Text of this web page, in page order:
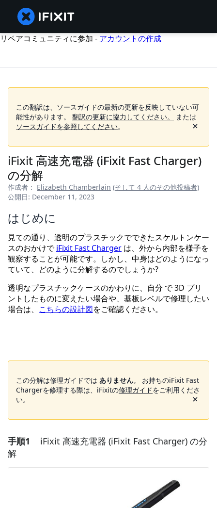
リペアコミュニティに参加 - アカウントの作成
この翻訳は、ソースガイドの最新の更新を反映していない可
能性があります。 翻訳の更新に協力してください。
または
ソースガイドを参照してください。
iFixit 高速充電器 (iFixit Fast Charger)
の分解
作成者： Elizabeth Chamberlain (そして 4 人のその他投稿者)
公開日: December 11, 2023
はじめに
見ての通り、透明のプラスチックでできたスケルトンケー
スのおかけでiFixit Fast Charger は、外から内部を様子を
観察することが可能です。しかし、中身はどのようになっ
ていて、どのように分解するのでしょうか?
透明なプラスチックケースのかわりに、自分 で 3D プリ
ントしたものに変えたい場合や、基板レベルで修理したい
場合は、 こちらの設計図をご確認ください。
この分解は修理ガイドでは ありません。 お持ちのiFixit Fast
Chargerを修理する際は、iFixitの修理ガイドをご利用くださ
い。
手順1
iFixit 高速充電器 (iFixit Fast Charger) の分
解